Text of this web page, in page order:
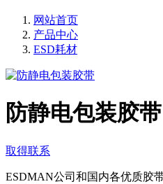
网站首页
产品中心
ESD耗材
防静电包装胶带
取得联系
ESDMAN公司和国内各优质胶